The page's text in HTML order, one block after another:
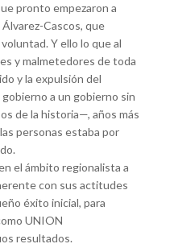
pronto empezaron a
Cascos, que
Y ello lo que al
y malmetedores de toda
y la expulsión del
a un gobierno sin
de la historia—, años más
personas estaba por
ámbito regionalista a
con sus actitudes
éxito inicial, para
UNION
resultados.